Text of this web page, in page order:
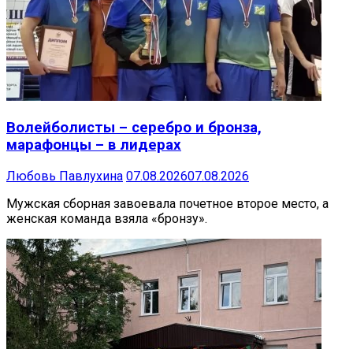
Волейболисты – серебро и бронза,
марафонцы – в лидерах
Любовь Павлухина 07.08.202607.08.2026
Мужская сборная завоевала почетное второе место, а
женская команда взяла «бронзу».